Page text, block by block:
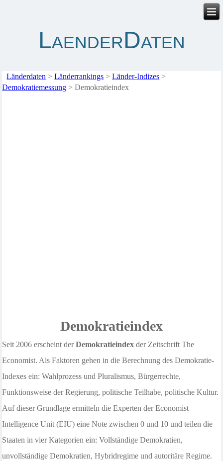
LaenderDaten
Länderdaten >Länderrankings >Länder-Indizes >
Demokratiemessung >Demokratieindex
Demokratieindex
Seit 2006 erscheint derDemokratieindex der Zeitschrift The
Economist. Als Faktoren gehen in die Berechnung des Demokratie-
Indexes ein: Wahlprozess und Pluralismus, Bürgerrechte,
Funktionsweise der Regierung, politische Teilhabe, politische Kultur.
Auf dieser Grundlage ermitteln die Experten der Economist
Intelligence Unit (EIU) eine Note zwischen 0 und 10 und teilen die
Staaten in vier Kategorien ein: Vollständige Demokratien,
unvollständige Demokratien, Hybridregime und autoritäre Regime.